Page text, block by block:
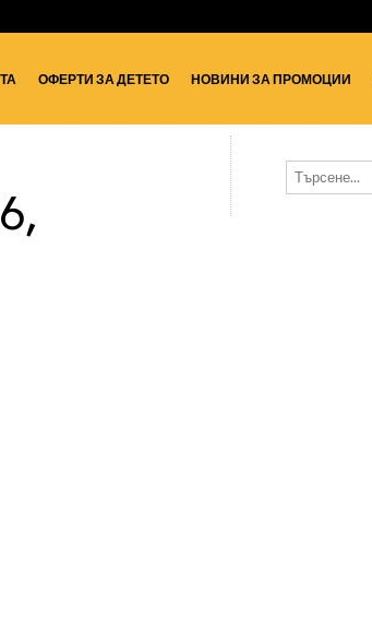
ОФЕРТИ ЗА ДЕТЕТО НОВИНИ ЗА ПРОМОЦИИ